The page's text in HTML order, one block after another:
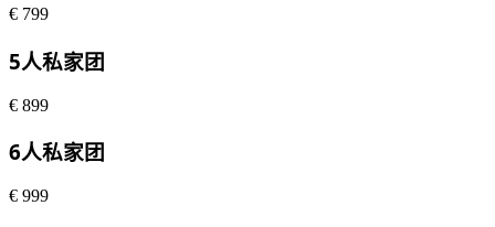
€ 799
5人私家团
€ 899
6人私家团
€ 999